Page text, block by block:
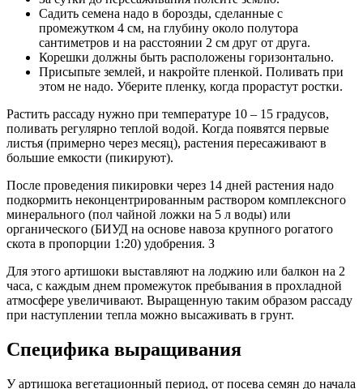
Садить семена надо в борозды, сделанные с
промежутком 4 см, на глубину около полутора
сантиметров и на расстоянии 2 см друг от друга.
Корешки должны быть расположены горизонтально.
Присыпьте землей, и накройте пленкой. Поливать при
этом не надо. Уберите пленку, когда прорастут ростки.
Растить рассаду нужно при температуре 10 – 15 градусов,
поливать регулярно теплой водой. Когда появятся первые
листья (примерно через месяц), растения пересаживают в
большие емкости (пикируют).
После проведения пикировки через 14 дней растения надо
подкормить неконцентрированным раствором комплексного
минерального (пол чайной ложки на 5 л воды) или
органического (БИУД на основе навоза крупного рогатого
скота в пропорции 1:20) удобрения. З
Для этого артишоки выставляют на лоджию или балкон на 2
часа, с каждым днем промежуток пребывания в прохладной
атмосфере увеличивают. Выращенную таким образом рассаду
при наступлении тепла можно высаживать в грунт.
Специфика выращивания
У артишока вегетационный период, от посева семян до начала